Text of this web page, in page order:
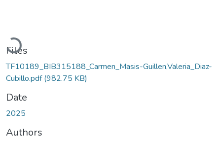
Loading...
Files
TF10189_BIB315188_Carmen_Masis-Guillen,Valeria_Diaz-
Cubillo.pdf(982.75 KB)
Date
2025
Authors